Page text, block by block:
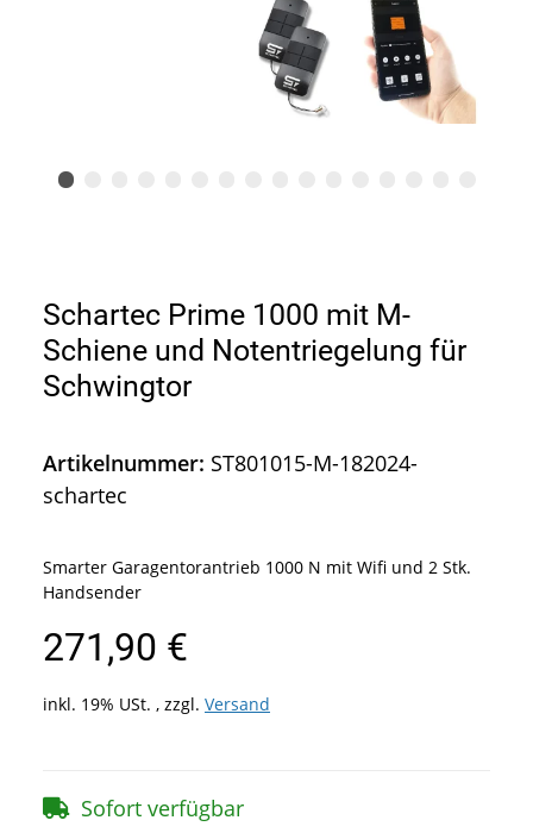
Schartec Prime 1000 mit M-
Schiene und Notentriegelung für
Schwingtor
Artikelnummer: ST801015-M-182024-
schartec
Smarter Garagentorantrieb 1000 N mit Wifi und 2 Stk.
Handsender
271,90 €
inkl. 19% USt. , zzgl. Versand
Sofort verfügbar